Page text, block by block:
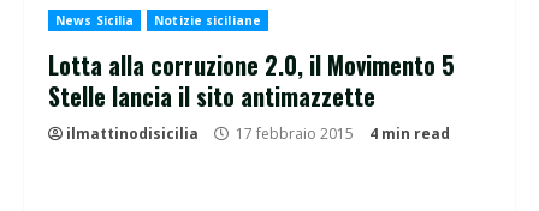
News Sicilia Notizie siciliane
Lotta alla corruzione 2.0, il Movimento 5
Stelle lancia il sito antimazzette
ilmattinodisicilia 17 febbraio 2015 4 min read